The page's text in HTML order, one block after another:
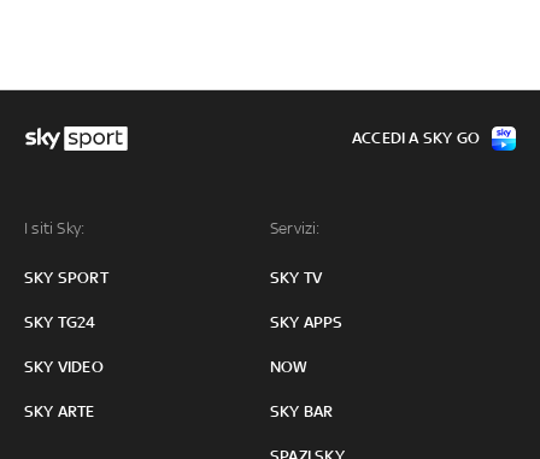
I siti Sky:
SKY SPORT
SKY TG24
SKY VIDEO
SKY ARTE
Servizi:
SKY TV
SKY APPS
NOW
SKY BAR
ACCEDI A SKY GO